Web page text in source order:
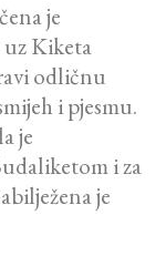
je
uz Kiketa
odličnu
i pjesmu.
je
i za
je